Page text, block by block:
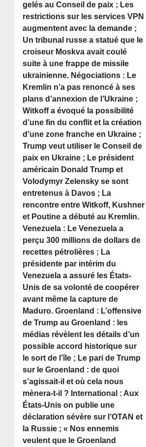
gelés au Conseil de paix ; Les
restrictions sur les services VPN
augmentent avec la demande ;
Un tribunal russe a statué que le
croiseur Moskva avait coulé
suite à une frappe de missile
ukrainienne. Négociations : Le
Kremlin n’a pas renoncé à ses
plans d’annexion de l’Ukraine ;
Witkoff a évoqué la possibilité
d’une fin du conflit et la création
d’une zone franche en Ukraine ;
Trump veut utiliser le Conseil de
paix en Ukraine ; Le président
américain Donald Trump et
Volodymyr Zelensky se sont
entretenus à Davos ; La
rencontre entre Witkoff, Kushner
et Poutine a débuté au Kremlin.
Venezuela : Le Venezuela a
perçu 300 millions de dollars de
recettes pétrolières ; La
présidente par intérim du
Venezuela a assuré les États-
Unis de sa volonté de coopérer
avant même la capture de
Maduro. Groenland : L’offensive
de Trump au Groenland : les
médias révèlent les détails d’un
possible accord historique sur
le sort de l’île ; Le pari de Trump
sur le Groenland : de quoi
s’agissait-il et où cela nous
mènera-t-il ? International : Aux
États-Unis on publie une
déclaration sévère sur l’OTAN et
la Russie ; « Nos ennemis
veulent que le Groenland